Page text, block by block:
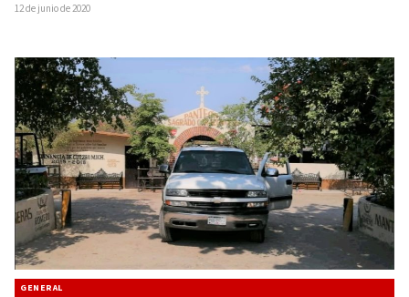
12 de junio de 2020
GENERAL